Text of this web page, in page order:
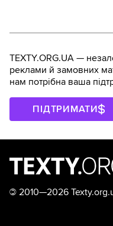
TEXTY.ORG.UA —
реклами й замовних
нам потрібна ваша
ПІДТРИМАТИ
© 2010—2026